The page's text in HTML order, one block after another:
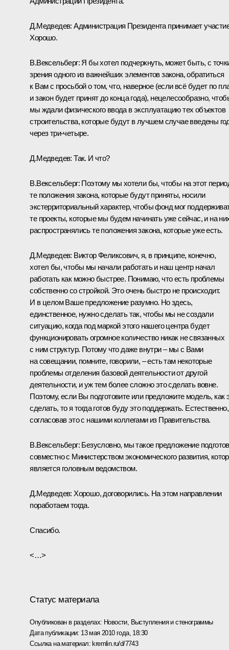
Д.Медведев: Администрация Президента принимает
Хорошо.
В.Вексельберг: Я бы хотел подчеркнуть, может быть, с
зрения одного из важнейших элементов закона, обратиться
к Вам с просьбой о том, что, наверное (если всё будет по
и закон будет принят до конца года), нецелесообразно,
мы ждали физического ввода в эксплуатацию тех объектов
строительства, которые будут в лучшем случае введены
через три-четыре.
Д.Медведев: Так. И что?
В.Вексельберг: Поэтому мы хотели бы, чтобы на этот
те положения закона, которые будут приняты, носили
экстерриториальный характер, чтобы фонд мог
те проекты, которые мы будем начинать уже сейчас, и на
распространялись те положения закона, которые уже есть.
Д.Медведев: Виктор Феликсович, я, в принципе, конечно,
хотел бы, чтобы мы начали работать и наш центр начал
работать как можно быстрее. Понимаю, что есть проблемы
собственно со стройкой. Это очень быстро не происходит.
И в целом Ваше предложение разумно. Но здесь,
единственное, нужно сделать так, чтобы мы не создали
ситуацию, когда под маркой этого нашего центра будет
функционировать огромное количество никак не связанных
с ним структур. Потому что даже внутри – мы с Вами
на совещании, помните, говорили, – есть там некоторые
проблемы отделения базовой деятельности от другой
деятельности, и уж тем более сложно это сделать вовне.
Поэтому, если Вы подготовите или предложите модель, как
сделать, то я тогда готов буду это поддержать. Естественно,
согласовав это с нашими коллегами из Правительства.
В.Вексельберг: Безусловно, мы такое предложение
совместно с Министерством экономического развития,
является головным ведомством.
Д.Медведев: Хорошо, договорились. На этом направлении
поработаем тогда.
Спасибо.
<…>
Статус материала
Опубликован в разделах: Новости, Выступления и стенограммы
Дата публикации: 13 мая 2010 года, 18:30
Ссылка на материал: kremlin.ru/d/7743